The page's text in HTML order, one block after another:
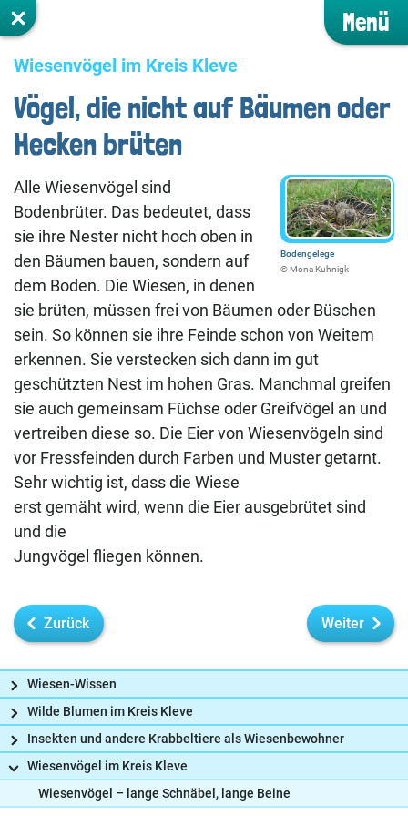
Menü
Wiesenvögel im Kreis Kleve
Vögel, die nicht auf Bäumen oder
Hecken brüten
Bodengelege
©️ Mona Kuhnigk
Alle Wiesenvögel sind
Bodenbrüter. Das bedeutet, dass
sie ihre Nester nicht hoch oben in
den Bäumen bauen, sondern auf
dem Boden. Die Wiesen, in denen
sie brüten, müssen frei von Bäumen oder Büschen
sein. So können sie ihre Feinde schon von Weitem
erkennen. Sie verstecken sich dann im gut
geschützten Nest im hohen Gras. Manchmal greifen
sie auch gemeinsam Füchse oder Greifvögel an und
vertreiben diese so. Die Eier von Wiesenvögeln sind
vor Fressfeinden durch Farben und Muster getarnt.
Sehr wichtig ist, dass die Wiese
erst gemäht wird, wenn die Eier ausgebrütet sind
und die
Jungvögel fliegen können.
Zurück Weiter
Wiesen-Wissen
Wilde Blumen im Kreis Kleve
Insekten und andere Krabbeltiere als Wiesenbewohner
Wiesenvögel im Kreis Kleve
Wiesenvögel – lange Schnäbel, lange Beine